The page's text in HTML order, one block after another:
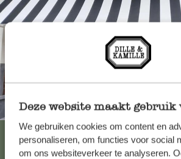
Deze website maakt gebruik
We gebruiken cookies om content en
personaliseren, om functies voor social
om ons websiteverkeer te analyseren.
Immer in der Nähe
Alle 62 Geschäfte anzeigen